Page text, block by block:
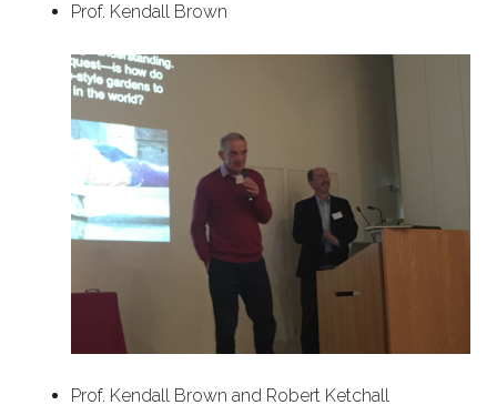
Prof. Kendall Brown
Prof. Kendall Brown and Robert Ketchall